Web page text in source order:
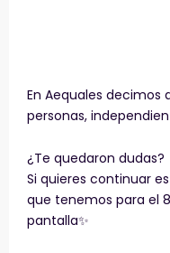
En Aequales
personas,
¿Te quedaron dudas?
Si quieres continuar
que tenemos para el
pantalla✨